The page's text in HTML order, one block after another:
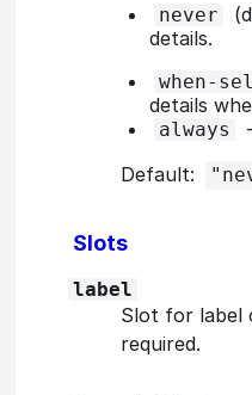
never
details.
when-
details
always
Default:
Slots
label
Slot for label
required.